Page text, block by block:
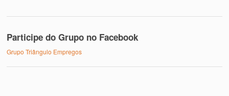
Participe do Grupo no Facebook
Grupo Triângulo Empregos